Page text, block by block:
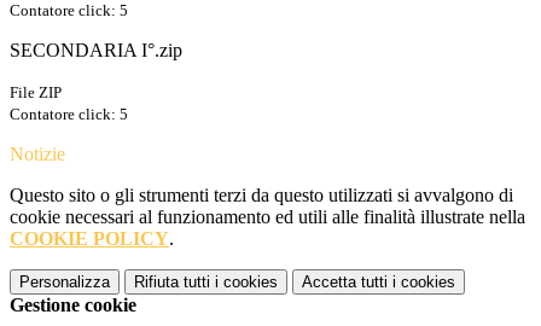
Contatore click: 5
SECONDARIA I°.zip
File ZIP
Contatore click: 5
Notizie
Questo sito o gli strumenti terzi da questo utilizzati si avvalgono di
cookie necessari al funzionamento ed utili alle finalità illustrate nella
COOKIE POLICY.
Personalizza Rifiuta tutti i cookies Accetta tutti i cookies
Gestione cookie